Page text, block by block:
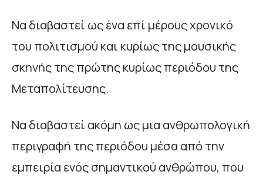
Να διαβαστεί ως ένα επί μέρους χρονικό
του πολιτισμού και κυρίως της μουσικής
σκηνής της πρώτης κυρίως περιόδου της
Μεταπολίτευσης.
Να διαβαστεί ακόμη ως μια ανθρωπολογική
περιγραφή της περιόδου μέσα από την
εμπειρία ενός σημαντικού ανθρώπου, που